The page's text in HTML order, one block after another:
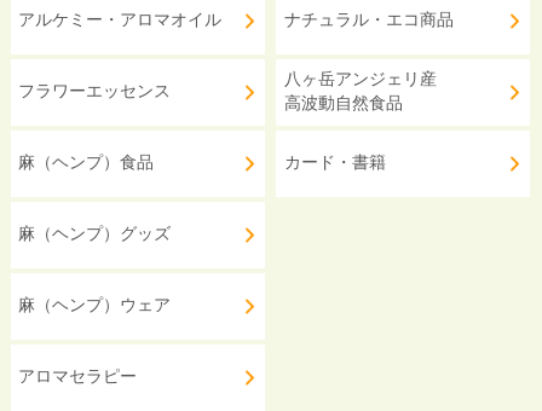
アルケミー・アロマオイル
フラワーエッセンス
麻（ヘンプ）食品
麻（ヘンプ）グッズ
麻（ヘンプ）ウェア
アロマセラピー
ナチュラル・エコ商品
八ヶ岳アンジェリ産
高波動自然食品
カード・書籍